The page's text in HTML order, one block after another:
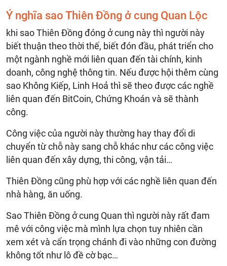
Ý nghĩa sao Thiên Đồng ở cung Quan Lộc
khi sao Thiên Đồng đóng ở cung này thì người này
biết thuận theo thời thế, biết đón đầu, phát triển cho
một ngành nghề mới liên quan đến tài chính, kinh
doanh, công nghệ thông tin. Nếu được hội thêm cùng
sao Không Kiếp, Linh Hoả thì sẽ theo được các nghề
liên quan đến BitCoin, Chứng Khoán và sẽ thành
công.
Công việc của người này thường hay thay đổi di
chuyển từ chỗ này sang chỗ khác như các công việc
liên quan đến xây dựng, thi công, vận tải…
Thiên Đồng cũng phù hợp với các nghề liên quan đến
nhà hàng, ăn uống.
Sao Thiên Đồng ở cung Quan thì người này rất đam
mê với công việc mà mình lựa chọn tuy nhiên cần
xem xét và cẩn trọng chánh đi vào những con đường
không tốt như lô đề cờ bạc…